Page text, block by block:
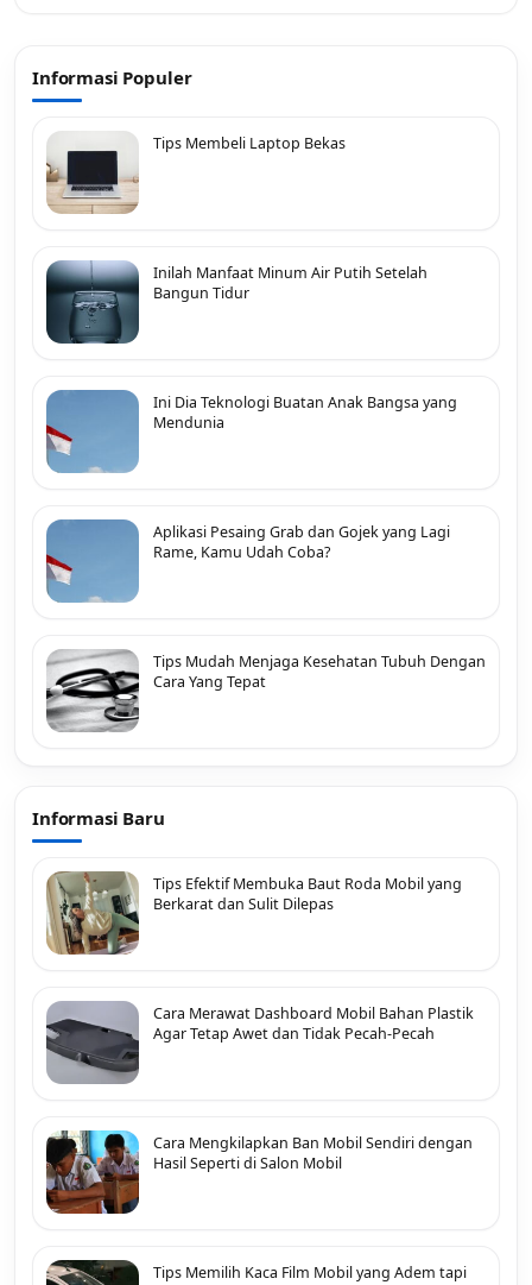
Informasi Populer
Tips Membeli Laptop Bekas
Inilah Manfaat Minum Air Putih Setelah
Bangun Tidur
Ini Dia Teknologi Buatan Anak Bangsa yang
Mendunia
Aplikasi Pesaing Grab dan Gojek yang Lagi
Rame, Kamu Udah Coba?
Tips Mudah Menjaga Kesehatan Tubuh Dengan
Cara Yang Tepat
Informasi Baru
Tips Efektif Membuka Baut Roda Mobil yang
Berkarat dan Sulit Dilepas
Cara Merawat Dashboard Mobil Bahan Plastik
Agar Tetap Awet dan Tidak Pecah-Pecah
Cara Mengkilapkan Ban Mobil Sendiri dengan
Hasil Seperti di Salon Mobil
Tips Memilih Kaca Film Mobil yang Adem tapi